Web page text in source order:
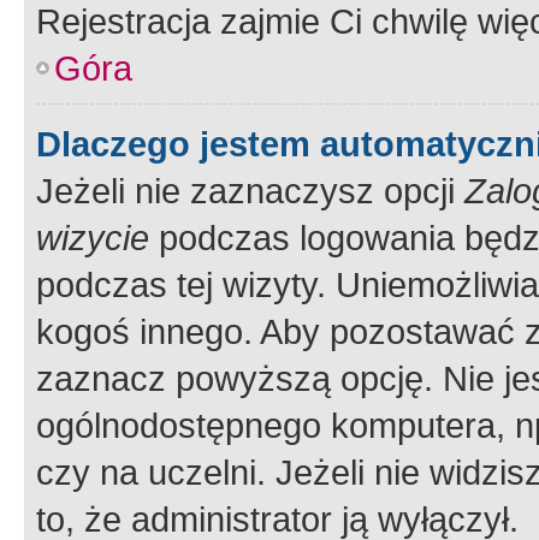
Rejestracja zajmie Ci chwilę
Góra
Dlaczego jestem
Jeżeli nie zaznaczysz opcji
wizycie podczas logowania
podczas tej wizyty.
kogoś innego. Aby pozostawać
zaznacz powyższą opcję. Nie
ogólnodostępnego komputera,
czy na uczelni. Jeżeli nie
to, że administrator ją wyłączył.